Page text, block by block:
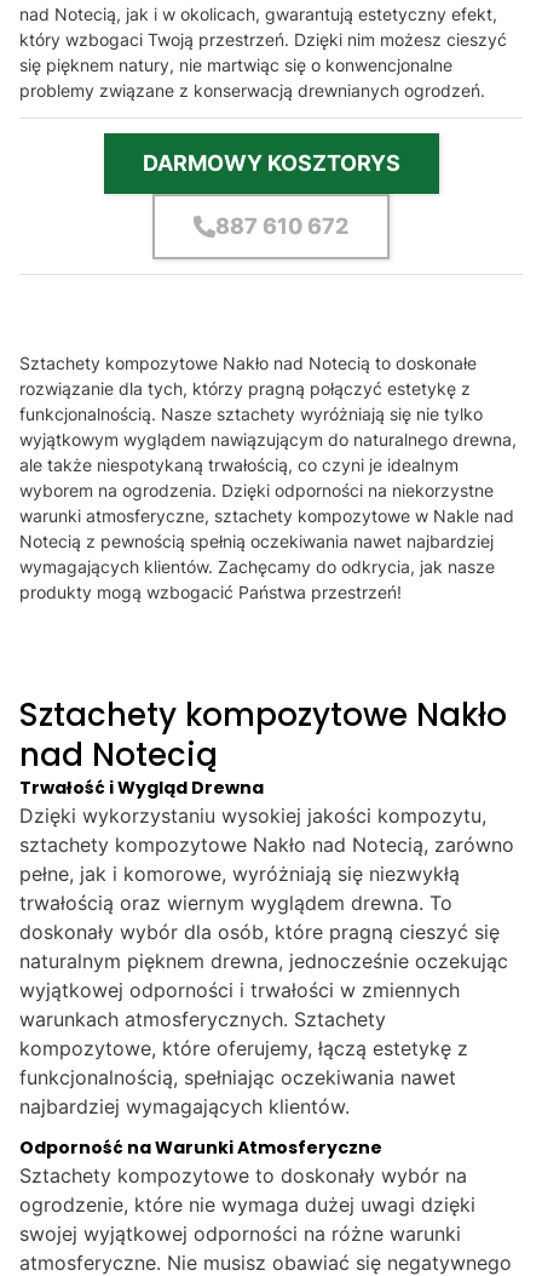
nad Notecią, jak i w okolicach, gwarantują estetyczny efekt,
który wzbogaci Twoją przestrzeń. Dzięki nim możesz cieszyć
się pięknem natury, nie martwiąc się o konwencjonalne
problemy związane z konserwacją drewnianych ogrodzeń.
DARMOWY KOSZTORYS
887 610 672
Sztachety kompozytowe Nakło nad Notecią to doskonałe
rozwiązanie dla tych, którzy pragną połączyć estetykę z
funkcjonalnością. Nasze sztachety wyróżniają się nie tylko
wyjątkowym wyglądem nawiązującym do naturalnego drewna,
ale także niespotykaną trwałością, co czyni je idealnym
wyborem na ogrodzenia. Dzięki odporności na niekorzystne
warunki atmosferyczne, sztachety kompozytowe w Nakle nad
Notecią z pewnością spełnią oczekiwania nawet najbardziej
wymagających klientów. Zachęcamy do odkrycia, jak nasze
produkty mogą wzbogacić Państwa przestrzeń!
Sztachety kompozytowe Nakło
nad Notecią
Trwałość i Wygląd Drewna
Dzięki wykorzystaniu wysokiej jakości kompozytu,
sztachety kompozytowe Nakło nad Notecią, zarówno
pełne, jak i komorowe, wyróżniają się niezwykłą
trwałością oraz wiernym wyglądem drewna. To
doskonały wybór dla osób, które pragną cieszyć się
naturalnym pięknem drewna, jednocześnie oczekując
wyjątkowej odporności i trwałości w zmiennych
warunkach atmosferycznych. Sztachety
kompozytowe, które oferujemy, łączą estetykę z
funkcjonalnością, spełniając oczekiwania nawet
najbardziej wymagających klientów.
Odporność na Warunki Atmosferyczne
Sztachety kompozytowe to doskonały wybór na
ogrodzenie, które nie wymaga dużej uwagi dzięki
swojej wyjątkowej odporności na różne warunki
atmosferyczne. Nie musisz obawiać się negatywnego